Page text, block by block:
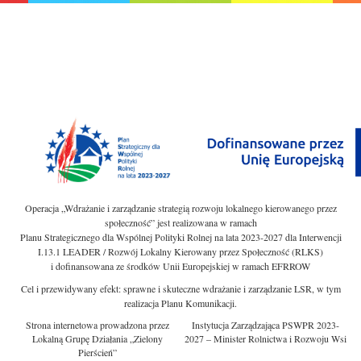
Operacja „Wdrażanie i zarządzanie strategią rozwoju lokalnego kierowanego przez
społeczność” jest realizowana w ramach
Planu Strategicznego dla Wspólnej Polityki Rolnej na lata 2023-2027 dla Interwencji
I.13.1 LEADER / Rozwój Lokalny Kierowany przez Społeczność (RLKS)
i dofinansowana ze środków Unii Europejskiej w ramach EFRROW
Cel i przewidywany efekt: sprawne i skuteczne wdrażanie i zarządzanie LSR, w tym
realizacja Planu Komunikacji.
Strona internetowa prowadzona przez
Lokalną Grupę Działania „Zielony
Pierścień”
Instytucja Zarządzająca PSWPR 2023-
2027 – Minister Rolnictwa i Rozwoju Wsi